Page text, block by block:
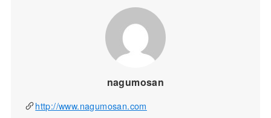
nagumosan
http://www.nagumosan.com